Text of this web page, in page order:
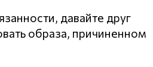
давайте друг
образа, причиненном